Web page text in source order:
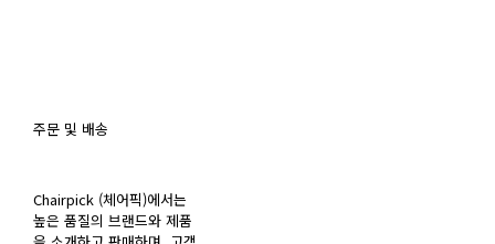
주문 및 배송
Chairpick (체어픽)에서는
높은 품질의 브랜드와 제품